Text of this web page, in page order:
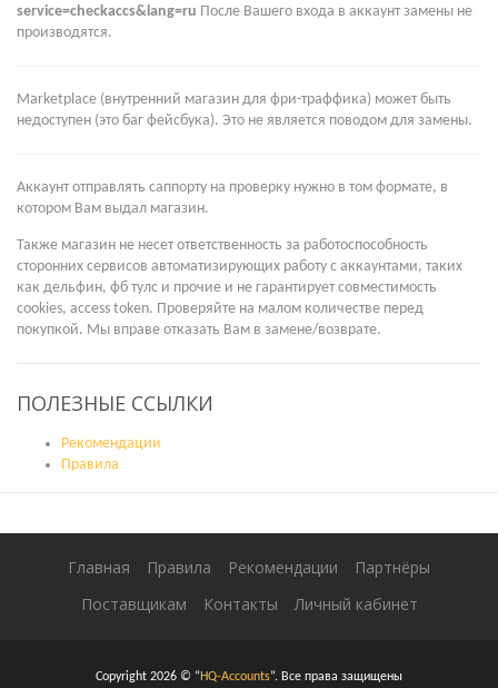
service=checkaccs&lang=ru После Вашего входа в аккаунт замены не
производятся.
Marketplace (внутренний магазин для фри-траффика) может быть
недоступен (это баг фейсбука). Это не является поводом для замены.
Аккаунт отправлять саппорту на проверку нужно в том формате, в
котором Вам выдал магазин.
Также магазин не несет ответственность за работоспособность
сторонних сервисов автоматизирующих работу с аккаунтами, таких
как дельфин, фб тулс и прочие и не гарантирует совместимость
cookies, access token. Проверяйте на малом количестве перед
покупкой. Мы вправе отказать Вам в замене/возврате.
ПОЛЕЗНЫЕ ССЫЛКИ
Рекомендации
Правила
Главная Правила Рекомендации
Партнёры
Поставщикам
Контакты Личный кабинет
Copyright 2026 © “ HQ-Accounts”. Все права защищены